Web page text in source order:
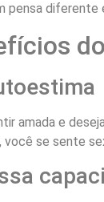
pensa
amada e
se sente